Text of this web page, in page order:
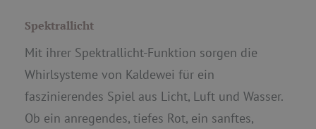
Spektrallicht
Mit ihrer Spektrallicht-Funktion sorgen die
Whirlsysteme von Kaldewei für ein
faszinierendes Spiel aus Licht, Luft und Wasser.
Ob ein anregendes, tiefes Rot, ein sanftes,